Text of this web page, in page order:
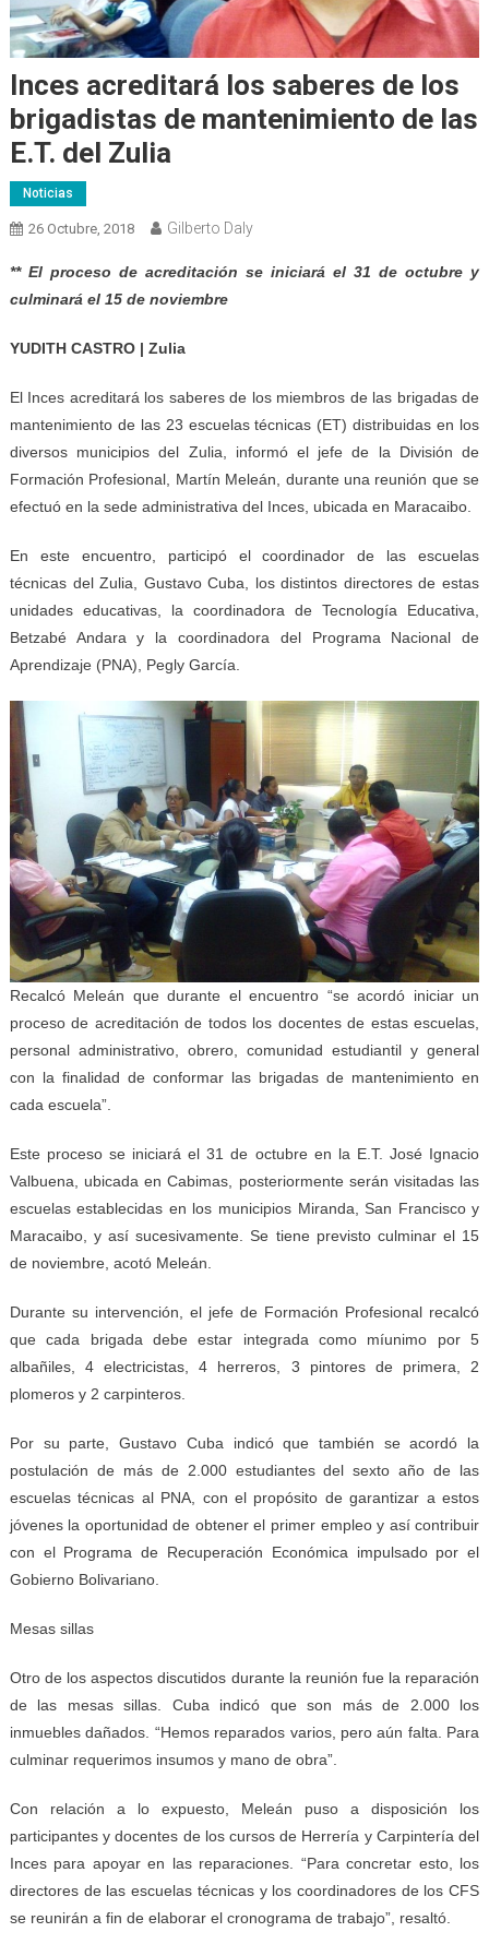
Inces acreditará los saberes de los
brigadistas de mantenimiento de las
E.T. del Zulia
Noticias
26 Octubre, 2018 Gilberto Daly
** El proceso de acreditación se iniciará el 31 de octubre y
culminará el 15 de noviembre
YUDITH CASTRO | Zulia
El Inces acreditará los saberes de los miembros de las brigadas de
mantenimiento de las 23 escuelas técnicas (ET) distribuidas en los
diversos municipios del Zulia, informó el jefe de la División de
Formación Profesional, Martín Meleán, durante una reunión que se
efectuó en la sede administrativa del Inces, ubicada en Maracaibo.
En este encuentro, participó el coordinador de las escuelas
técnicas del Zulia, Gustavo Cuba, los distintos directores de estas
unidades educativas, la coordinadora de Tecnología Educativa,
Betzabé Andara y la coordinadora del Programa Nacional de
Aprendizaje (PNA), Pegly García.
Recalcó Meleán que durante el encuentro “se acordó iniciar un
proceso de acreditación de todos los docentes de estas escuelas,
personal administrativo, obrero, comunidad estudiantil y general
con la finalidad de conformar las brigadas de mantenimiento en
cada escuela”.
Este proceso se iniciará el 31 de octubre en la E.T. José Ignacio
Valbuena, ubicada en Cabimas, posteriormente serán visitadas las
escuelas establecidas en los municipios Miranda, San Francisco y
Maracaibo, y así sucesivamente. Se tiene previsto culminar el 15
de noviembre, acotó Meleán.
Durante su intervención, el jefe de Formación Profesional recalcó
que cada brigada debe estar integrada como míunimo por 5
albañiles, 4 electricistas, 4 herreros, 3 pintores de primera, 2
plomeros y 2 carpinteros.
Por su parte, Gustavo Cuba indicó que también se acordó la
postulación de más de 2.000 estudiantes del sexto año de las
escuelas técnicas al PNA, con el propósito de garantizar a estos
jóvenes la oportunidad de obtener el primer empleo y así contribuir
con el Programa de Recuperación Económica impulsado por el
Gobierno Bolivariano.
Mesas sillas
Otro de los aspectos discutidos durante la reunión fue la reparación
de las mesas sillas. Cuba indicó que son más de 2.000 los
inmuebles dañados. “Hemos reparados varios, pero aún falta. Para
culminar requerimos insumos y mano de obra”.
Con relación a lo expuesto, Meleán puso a disposición los
participantes y docentes de los cursos de Herrería y Carpintería del
Inces para apoyar en las reparaciones. “Para concretar esto, los
directores de las escuelas técnicas y los coordinadores de los CFS
se reunirán a fin de elaborar el cronograma de trabajo”, resaltó.